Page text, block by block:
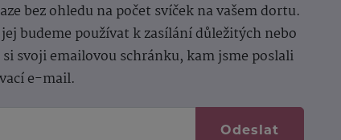
bez ohledu na počet svíček na vašem dortu.
budeme používat k zasílání důležitých nebo
svoji emailovou schránku, kam jsme poslali
e-mail.
Odeslat